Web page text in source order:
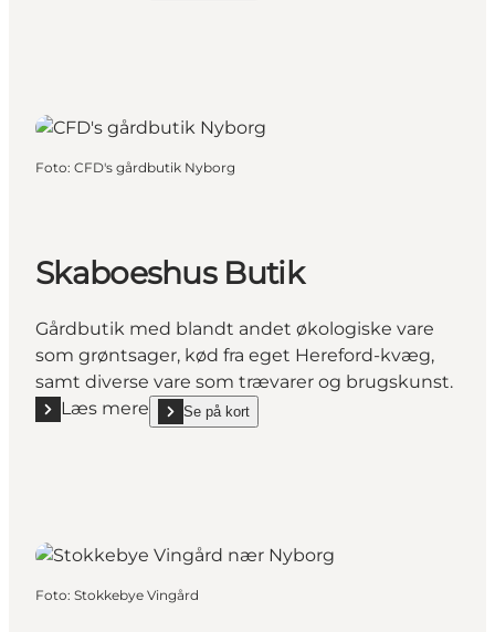
Foto: CFD's gårdbutik Nyborg
Skaboeshus Butik
Gårdbutik med blandt andet økologiske vare
som grøntsager, kød fra eget Hereford-kvæg,
samt diverse vare som trævarer og brugskunst.
Læs mere
Læs mere "Skaboeshus Butik"
Se på kort
show Skaboeshus Butik on_map
Foto: Stokkebye Vingård